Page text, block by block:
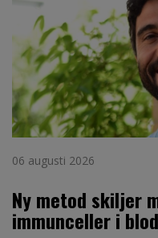
06 augusti 2026
Ny metod skiljer
immunceller i